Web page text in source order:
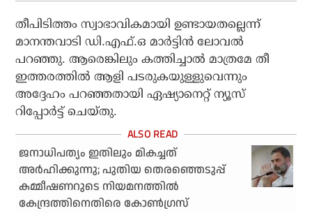
തീപിടിത്തം സ്വാഭാവികമായി ഉണ്ടായതല്ലെന്ന്
മാനന്തവാടി ഡി.എഫ്.ഒ മാര്‍ട്ടിന്‍ ലോവല്‍
പറഞ്ഞു. ആരെങ്കിലും കത്തിച്ചാല്‍ മാത്രമേ തീ
ഇത്തരത്തില്‍ ആളി പടരുകയുള്ളുവെന്നും
അദ്ദേഹം പറഞ്ഞതായി ഏഷ്യാനെറ്റ് ന്യൂസ്
റിപ്പോര്‍ട്ട് ചെയ്തു.
ജനാധിപത്യം ഇതിലും മികച്ചത്
അർഹിക്കുന്നു; പുതിയ തെരഞ്ഞെടുപ്പ്
കമ്മീഷണറുടെ നിയമനത്തിൽ
കേന്ദ്രത്തിനെതിരെ കോൺഗ്രസ്